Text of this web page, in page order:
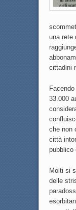
una rete
cittadini
33.000
che non
città
pubblico
Molti si
delle